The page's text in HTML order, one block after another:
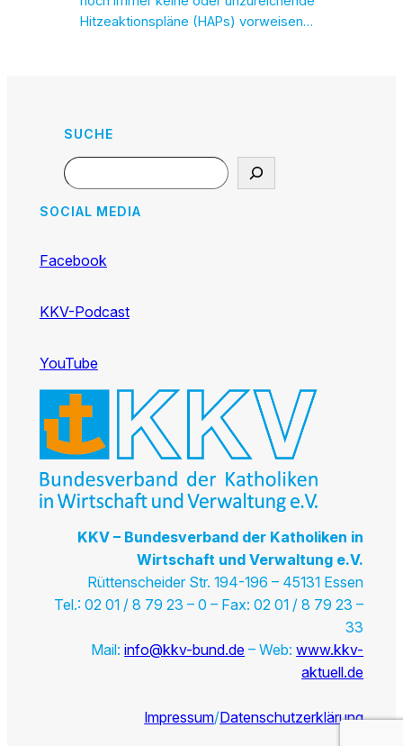
Hitzeaktionspläne (HAPs) vorweisen…
SUCHE
Search
SOCIAL MEDIA
Facebook
KKV-Podcast
YouTube
KKV – Bundesverband der Katholiken in
Wirtschaft und Verwaltung e.V.
Rüttenscheider Str. 194-196 – 45131 Essen
Tel.: 02 01 / 8 79 23 – 0 – Fax: 02 01 / 8 79 23 –
33
Mail:info@kkv-bund.de – Web:www.kkv-
aktuell.de
Impressum/Datenschutzerklärung